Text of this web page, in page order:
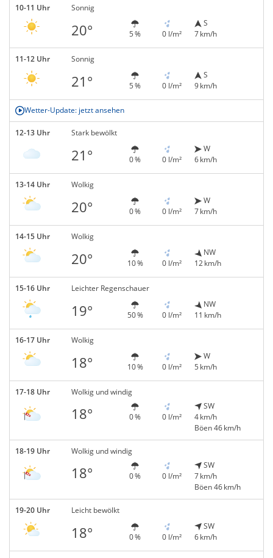
10-11 Uhr Sonnig
20° 5 % 0 l/m²
S
7 km/h
11-12 Uhr Sonnig
21° 5 % 0 l/m²
S
9 km/h
Wetter-Update: jetzt ansehen
12-13 Uhr Stark bewölkt
21° 0 % 0 l/m²
W
6 km/h
13-14 Uhr Wolkig
20° 0 % 0 l/m²
W
7 km/h
14-15 Uhr Wolkig
20° 10 % 0 l/m²
NW
12 km/h
15-16 Uhr Leichter Regenschauer
19° 50 % 0 l/m²
NW
11 km/h
16-17 Uhr Wolkig
18° 10 % 0 l/m²
W
5 km/h
17-18 Uhr Wolkig und windig
18° 0 % 0 l/m²
SW
4 km/h
Böen 46 km/h
18-19 Uhr Wolkig und windig
18° 0 % 0 l/m²
SW
7 km/h
Böen 46 km/h
19-20 Uhr Leicht bewölkt
18° 0 % 0 l/m²
SW
6 km/h